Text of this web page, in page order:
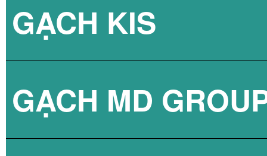
GẠCH VÂN XI
GẠCH VÂN XI
GẠCH KIS
GẠCH LÁT NỀN
GẠCH MD